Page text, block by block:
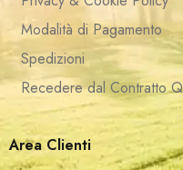
Modalità di Pagamento
Spedizioni
Recedere dal Contratto
Area Clienti